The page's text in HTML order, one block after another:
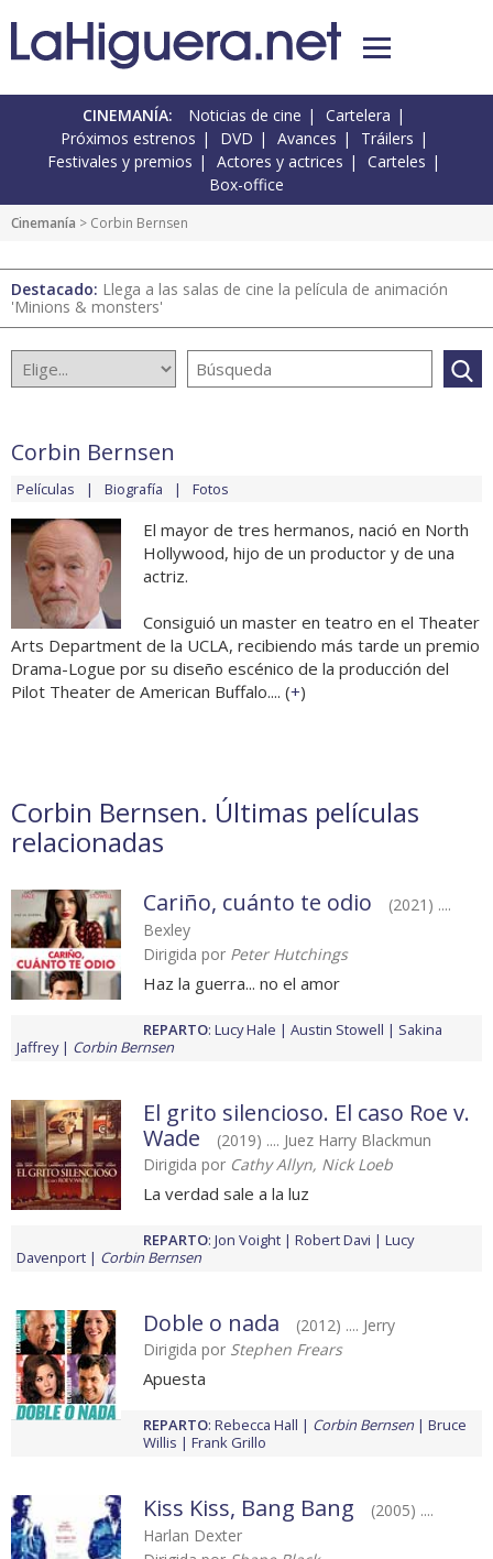
CINEMANÍA: Noticias de cine
Cartelera
Próximos estrenos
DVD Avances
Tráilers
Festivales y premios
Actores y actrices
Carteles
Box-office
Cinemanía > Corbin Bernsen
Destacado: Llega a las salas de cine la película de animación
'Minions & monsters'
Corbin Bernsen
Películas Biografía Fotos
El mayor de tres hermanos, nació en North
Hollywood, hijo de un productor y de una
actriz.
Consiguió un master en teatro en el Theater
Arts Department de la UCLA, recibiendo más tarde un premio
Drama-Logue por su diseño escénico de la producción del
Pilot Theater de American Buffalo.... (+)
Corbin Bernsen. Últimas películas
relacionadas
Cariño, cuánto te odio
(2021) ....
Bexley
Dirigida por Peter Hutchings
Haz la guerra... no el amor
REPARTO: Lucy Hale Austin Stowell
Sakina
Jaffrey
Corbin Bernsen
El grito silencioso. El caso Roe v.
Wade
(2019) .... Juez Harry Blackmun
Dirigida por Cathy Allyn, Nick Loeb
La verdad sale a la luz
REPARTO: Jon Voight Robert Davi
Lucy
Davenport
Corbin Bernsen
Doble o nada
(2012) .... Jerry
Dirigida por Stephen Frears
Apuesta
REPARTO: Rebecca Hall Corbin Bernsen
Bruce
Willis
Frank Grillo
Kiss Kiss, Bang Bang
(2005) ....
Harlan Dexter